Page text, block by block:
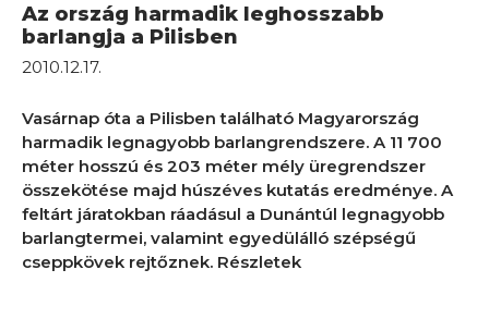
Az ország harmadik leghosszabb
barlangja a Pilisben
2010.12.17.
Vasárnap óta a Pilisben található Magyarország
harmadik legnagyobb barlangrendszere. A 11 700
méter hosszú és 203 méter mély üregrendszer
összekötése majd húszéves kutatás eredménye. A
feltárt járatokban ráadásul a Dunántúl legnagyobb
barlangtermei, valamint egyedülálló szépségű
cseppkövek rejtőznek. Részletek